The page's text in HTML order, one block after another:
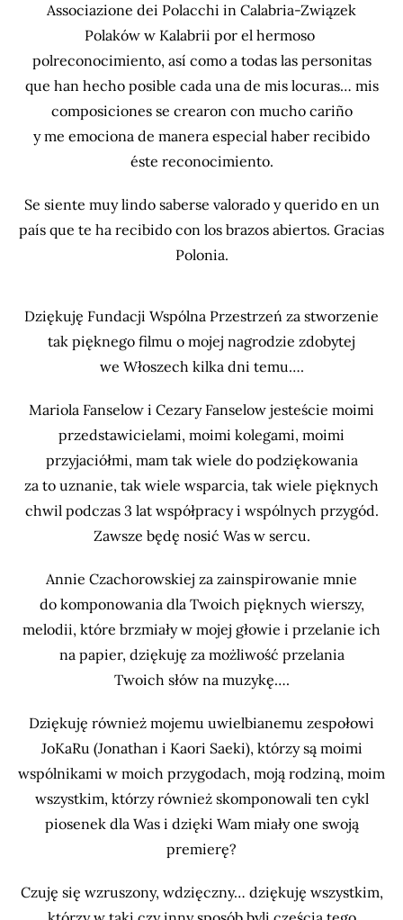
Associazione dei Polacchi in Calabria-Związek
Polaków w Kalabrii por el hermoso
polreconocimiento, así como a todas las personitas
que han hecho posible cada una de mis locuras… mis
composiciones se crearon con mucho cariño
y me emociona de manera especial haber recibido
éste reconocimiento.
Se siente muy lindo saberse valorado y querido en un
país que te ha recibido con los brazos abiertos. Gracias
Polonia.
Dziękuję Fundacji Wspólna Przestrzeń za stworzenie
tak pięknego filmu o mojej nagrodzie zdobytej
we Włoszech kilka dni temu….
Mariola Fanselow i Cezary Fanselow jesteście moimi
przedstawicielami, moimi kolegami, moimi
przyjaciółmi, mam tak wiele do podziękowania
za to uznanie, tak wiele wsparcia, tak wiele pięknych
chwil podczas 3 lat współpracy i wspólnych przygód.
Zawsze będę nosić Was w sercu.
Annie Czachorowskiej za zainspirowanie mnie
do komponowania dla Twoich pięknych wierszy,
melodii, które brzmiały w mojej głowie i przelanie ich
na papier, dziękuję za możliwość przelania
Twoich słów na muzykę….
Dziękuję również mojemu uwielbianemu zespołowi
JoKaRu (Jonathan i Kaori Saeki), którzy są moimi
wspólnikami w moich przygodach, moją rodziną, moim
wszystkim, którzy również skomponowali ten cykl
piosenek dla Was i dzięki Wam miały one swoją
premierę?
Czuję się wzruszony, wdzięczny… dziękuję wszystkim,